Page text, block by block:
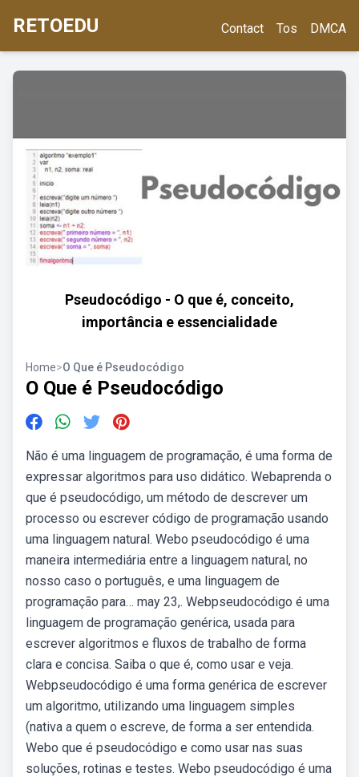
RETOEDU Contact Tos DMCA
Pseudocódigo - O que é, conceito,
importância e essencialidade
Home>O Que é Pseudocódigo
O Que é Pseudocódigo
Não é uma linguagem de programação, é uma forma de
expressar algoritmos para uso didático. Webaprenda o
que é pseudocódigo, um método de descrever um
processo ou escrever código de programação usando
uma linguagem natural. Webo pseudocódigo é uma
maneira intermediária entre a linguagem natural, no
nosso caso o português, e uma linguagem de
programação para… may 23,. Webpseudocódigo é uma
linguagem de programação genérica, usada para
escrever algoritmos e fluxos de trabalho de forma
clara e concisa. Saiba o que é, como usar e veja.
Webpseudocódigo é uma forma genérica de escrever
um algoritmo, utilizando uma linguagem simples
(nativa a quem o escreve, de forma a ser entendida.
Webo que é pseudocódigo e como usar nas suas
soluções, rotinas e testes. Webo pseudocódigo é uma